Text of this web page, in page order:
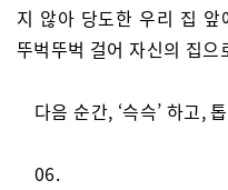
지 않아 당도한 우리 집
뚜벅뚜벅 걸어 자신의 집
다음 순간, ‘슥슥’ 하고,
06.